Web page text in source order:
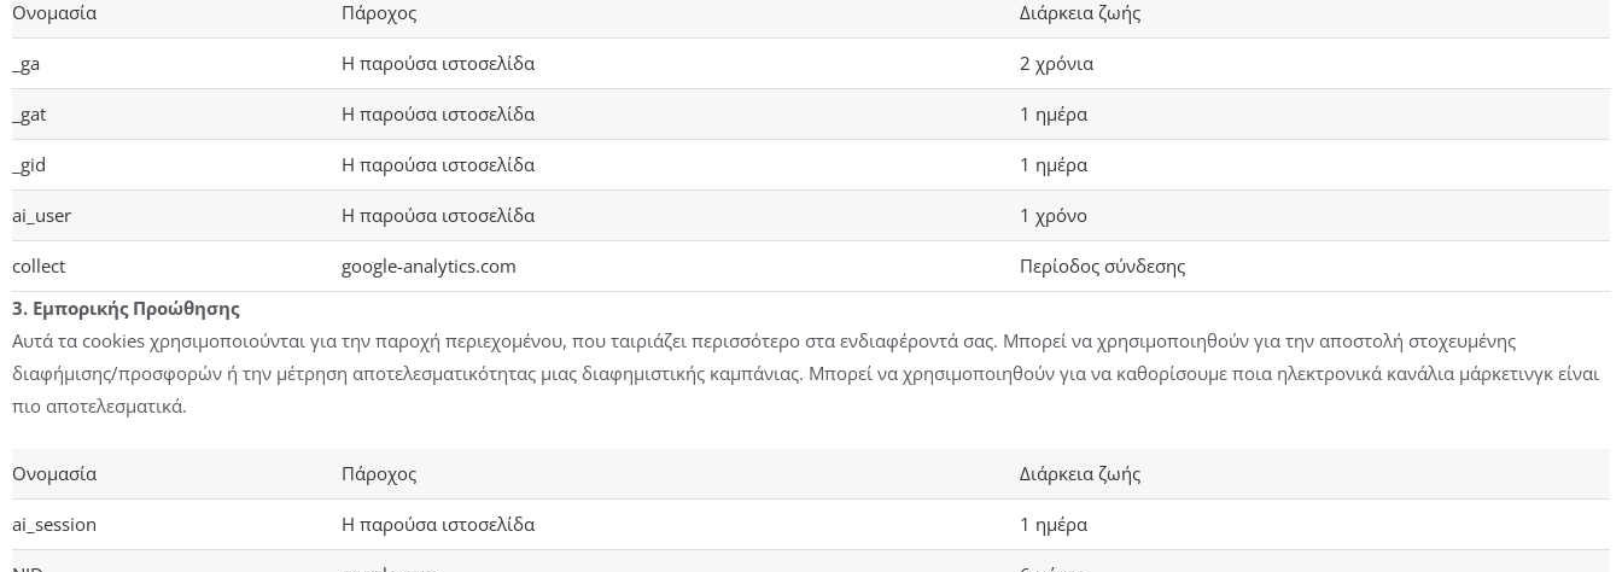
Ονομασία Πάροχος Διάρκεια ζωής
_ga Η παρούσα ιστοσελίδα 2 χρόνια
_gat Η παρούσα ιστοσελίδα 1 ημέρα
_gid Η παρούσα ιστοσελίδα 1 ημέρα
ai_user Η παρούσα ιστοσελίδα 1 χρόνο
collect google-analytics.com
Περίοδος σύνδεσης
3. Εμπορικής Προώθησης
Αυτά τα cookies χρησιμοποιούνται για την παροχή περιεχομένου, που ταιριάζει περισσότερο στα ενδιαφέροντά σας. Μπορεί να χρησιμοποιηθούν για την αποστολή στοχευμένης
διαφήμισης/προσφορών ή την μέτρηση αποτελεσματικότητας μιας διαφημιστικής καμπάνιας. Μπορεί να χρησιμοποιηθούν για να καθορίσουμε ποια ηλεκτρονικά κανάλια μάρκετινγκ είναι
πιο αποτελεσματικά.
Ονομασία Πάροχος Διάρκεια ζωής
ai_session Η παρούσα ιστοσελίδα 1 ημέρα